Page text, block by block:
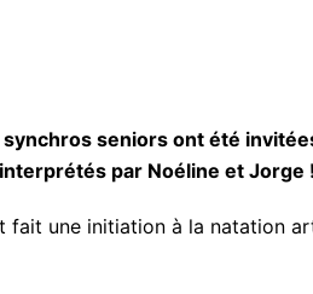
seniors ont été
par Noéline et Jorge
fait une initiation à la natation